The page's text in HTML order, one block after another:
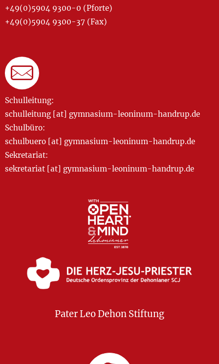
+49(0)5904 9300-0 (Pforte)
+49(0)5904 9300-37 (Fax)
Schulleitung:
schulleitung [at] gymnasium-leoninum-handrup.de
Schulbüro:
schulbuero [at] gymnasium-leoninum-handrup.de
Sekretariat:
sekretariat [at] gymnasium-leoninum-handrup.de
Pater Leo Dehon Stiftung